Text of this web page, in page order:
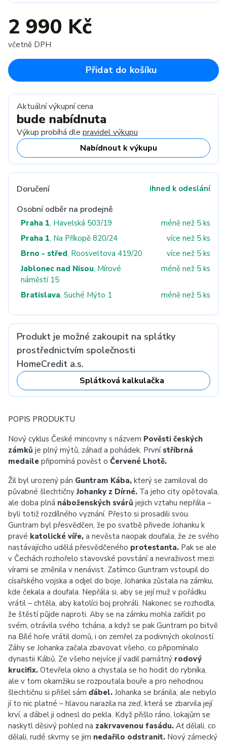
2 990 Kč
včetně DPH
Přidat do košíku
Aktuální výkupní cena
bude nabídnuta
Výkup probíhá dle pravidel výkupu
Nabídnout k výkupu
Doručení ihned k odeslání
Osobní odběr na prodejně
Praha 1, Havelská 503/19
méně než 5 ks
Praha 1, Na Příkopě 820/24
více než 5 ks
Brno - střed, Roosveltova 419/20
více než 5 ks
Jablonec nad Nisou, Mírové
náměstí 15
méně než 5 ks
Bratislava, Suché Mýto 1 méně než 5 ks
Produkt je možné zakoupit na splátky
prostřednictvím společnosti
HomeCredit a.s.
Splátková kalkulačka
POPIS PRODUKTU
Nový cyklus České mincovny s názvem Pověsti českých
zámků je plný mýtů, záhad a pohádek. První stříbrná
medaile připomíná pověst o Červené Lhotě.
Žil byl urozený pán Guntram Kába, který se zamiloval do
půvabné šlechtičnyJohanky z Dírné. Ta jeho city opětovala,
ale doba plná náboženských svárů jejich vztahu nepřála –
byli totiž rozdílného vyznání. Přesto si prosadili svou.
Guntram byl přesvědčen, že po svatbě přivede Johanku k
pravé katolické víře, a nevěsta naopak doufala, že ze svého
nastávajícího udělá přesvědčeného protestanta. Pak se ale
v Čechách rozhořelo stavovské povstání a nevraživost mezi
vírami se změnila v nenávist. Zatímco Guntram vstoupil do
císařského vojska a odjel do boje, Johanka zůstala na zámku,
kde čekala a doufala. Nepřála si, aby se její muž v pořádku
vrátil – chtěla, aby katolíci boj prohráli. Nakonec se rozhodla,
že štěstí půjde naproti. Aby se na zámku mohla zařídit po
svém, otrávila svého tchána, a když se pak Guntram po bitvě
na Bílé hoře vrátil domů, i on zemřel za podivných okolností.
Záhy se Johanka začala zbavovat všeho, co připomínalo
dynastii Kábů. Ze všeho nejvíce jí vadil památný rodový
krucifix. Otevřela okno a chystala se ho hodit do rybníka,
ale v tom okamžiku se rozpoutala bouře a pro nehodnou
šlechtičnu si přišel sám ďábel. Johanka se bránila, ale nebylo
jí to nic platné – hlavou narazila na zeď, která se zbarvila její
krví, a ďábel ji odnesl do pekla. Když přišlo ráno, lokajům se
naskytl děsivý pohled na zakrvavenou fasádu. Ať dělali, co
dělali, rudé skvrny se jim nedařilo odstranit. Nový zámecký